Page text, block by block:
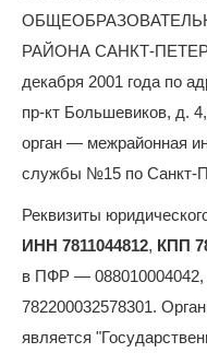
РАЙОНА САНКТ-
декабря 2001 года по
пр-кт Большевиков, д.
орган — межрайонная
службы №15 по Санкт-
Реквизиты
ИНН 7811044812, КПП
в ПФР —
782200032578301.
является